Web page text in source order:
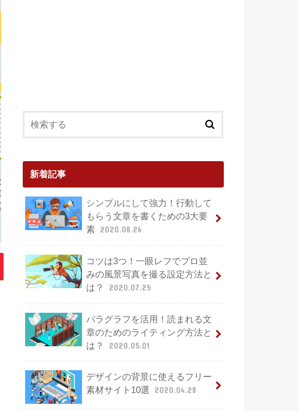
新着記事
シンプルにして強力！行動して
もらう文章を書くための3大要
素 2020.08.26
コツは3つ！一眼レフでプロ並
みの風景写真を撮る設定方法と
は？
2020.07.25
パラグラフを活用！読まれる文
章のためのライティング方法と
は？
2020.05.01
デザインの背景に使えるフリー
素材サイト10選
2020.04.28